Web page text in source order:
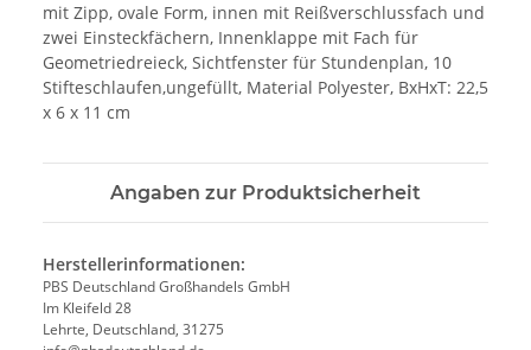
mit Zipp, ovale Form, innen mit Reißverschlussfach und
zwei Einsteckfächern, Innenklappe mit Fach für
Geometriedreieck, Sichtfenster für Stundenplan, 10
Stifteschlaufen,ungefüllt, Material Polyester, BxHxT: 22,5
x 6 x 11 cm
Angaben zur Produktsicherheit
Herstellerinformationen:
PBS Deutschland Großhandels GmbH
Im Kleifeld 28
Lehrte, Deutschland, 31275